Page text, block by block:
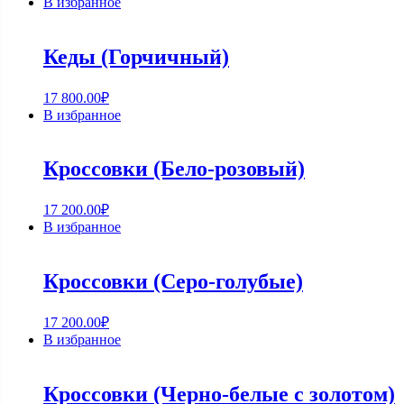
Кеды (Горчичный)
17 800.00₽
В избранное
Кроссовки (Бело-розовый)
17 200.00₽
В избранное
Кроссовки (Серо-голубые)
17 200.00₽
В избранное
Кроссовки (Черно-белые с золотом)